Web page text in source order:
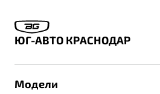
ЮГ-АВТО КРАСНОДАР
Модели